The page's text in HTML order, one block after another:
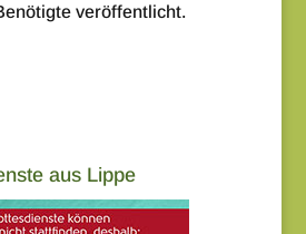
veröffentlicht.
aus Lippe